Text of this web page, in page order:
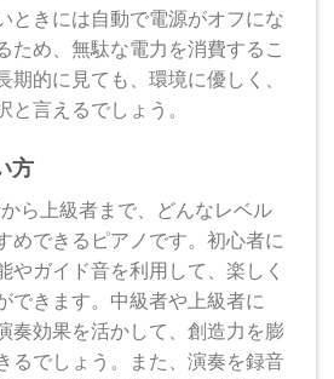
ときには自動で電源がオフにな
ため、無駄な電力を消費するこ
期的に見ても、環境に優しく、
と言えるでしょう。
方
ら上級者まで、どんなレベル
めできるピアノです。初心者に
やガイド音を利用して、楽しく
できます。中級者や上級者に
奏効果を活かして、創造力を膨
るでしょう。また、演奏を録音